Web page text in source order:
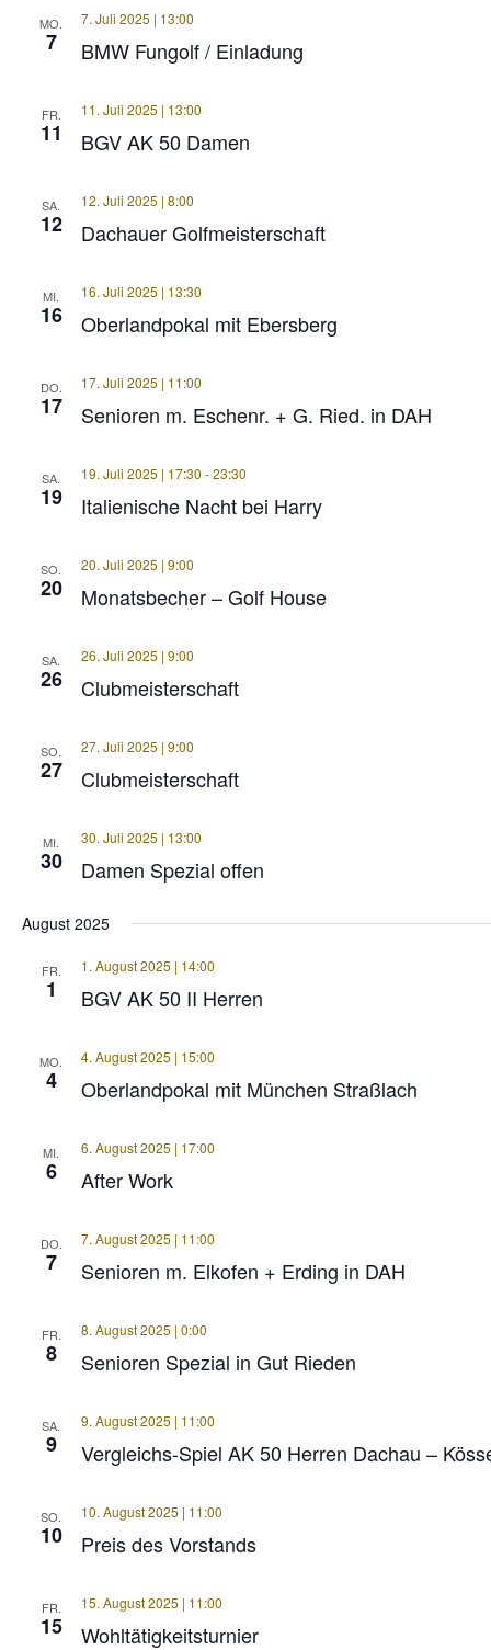
MO.
7 BMW Fungolf / Einladung
7. Juli 2025 | 13:00
FR.
11 BGV AK 50 Damen
11. Juli 2025 | 13:00
SA.
12 Dachauer Golfmeisterschaft
12. Juli 2025 | 8:00
MI.
16 Oberlandpokal mit Ebersberg
16. Juli 2025 | 13:30
DO.
17 Senioren m. Eschenr. + G. Ried. in DAH
17. Juli 2025 | 11:00
SA.
19 Italienische Nacht bei Harry
19. Juli 2025 | 17:30 -23:30
SO.
20 Monatsbecher – Golf House
20. Juli 2025 | 9:00
SA.
26 Clubmeisterschaft
26. Juli 2025 | 9:00
SO.
27 Clubmeisterschaft
27. Juli 2025 | 9:00
MI.
30 Damen Spezial offen
30. Juli 2025 | 13:00
August 2025
FR.
1 BGV AK 50 II Herren
1. August 2025 | 14:00
MO.
4 Oberlandpokal mit München Straßlach
4. August 2025 | 15:00
MI.
6 After Work
6. August 2025 | 17:00
DO.
7 Senioren m. Elkofen + Erding in DAH
7. August 2025 | 11:00
FR.
8 Senioren Spezial in Gut Rieden
8. August 2025 | 0:00
SA.
9 Vergleichs-Spiel AK 50 Herren Dachau –
9. August 2025 | 11:00
SO.
10 Preis des Vorstands
10. August 2025 | 11:00
FR.
15 Wohltätigkeitsturnier
15. August 2025 | 11:00